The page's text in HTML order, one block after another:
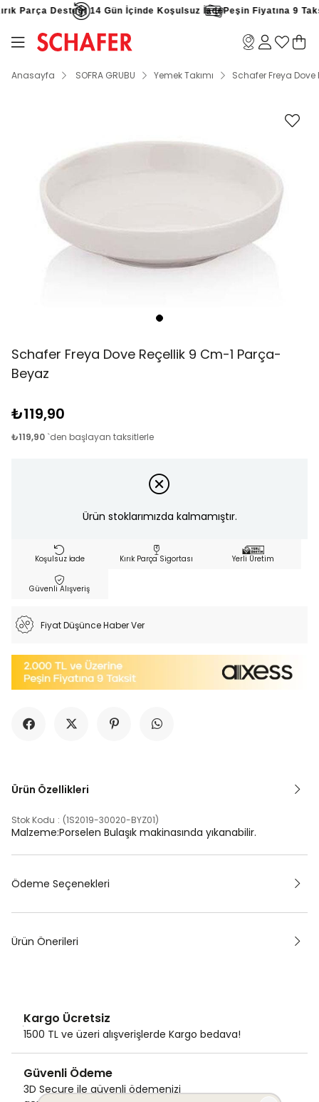
Parça Desteği 14 Gün İçinde Koşulsuz İadePeşin Fiyatına 9
Anasayfa SOFRA GRUBU Yemek Takımı Schafer Freya
Schafer Freya Dove Reçellik 9 Cm-1 Parça-
Beyaz
₺119,90
₺119,90 `den başlayan taksitlerle
Ürün stoklarımızda kalmamıştır.
Koşulsuz İade Kırık Parça Sigortası Yerli Üretim
Güvenli Alışveriş
Fiyat Düşünce Haber Ver
Ürün Özellikleri
Stok Kodu (1S2019-30020-BYZ01)
Malzeme:Porselen Bulaşık makinasında yıkanabilir.
Ödeme Seçenekleri
Ürün Önerileri
Kargo Ücretsiz
1500 TL ve üzeri alışverişlerde Kargo bedava!
Güvenli Ödeme
3D Secure ile güvenli ödemenizi